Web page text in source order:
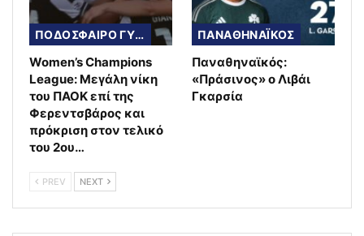
ΠΟΔΟΣΦΑΙΡΟ ΓΥΝΑΙΚΩΝ
Women’s Champions
League: Μεγάλη νίκη
του ΠΑΟΚ επί της
Φερεντσβάρος και
πρόκριση στον τελικό
του 2ου…
ΠΑΝΑΘΗΝΑΪΚΟΣ
Παναθηναϊκός:
«Πράσινος» ο Λιβάι
Γκαρσία
PREV NEXT